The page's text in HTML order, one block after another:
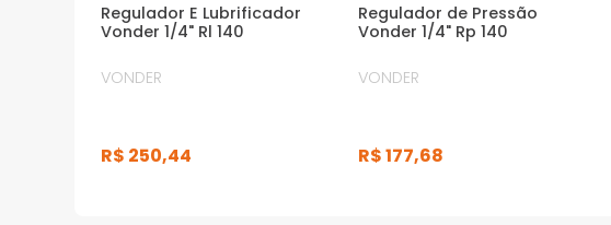
Regulador E Lubrificador
Vonder 1/4" Rl 140
VONDER
R$ 250,44
Regulador de Pressão
Vonder 1/4" Rp 140
VONDER
R$177,68